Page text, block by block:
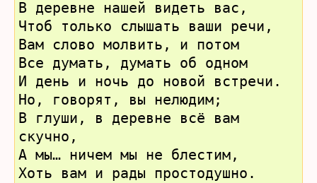
В деревне нашей видеть вас,
Чтоб только слышать ваши речи,
Вам слово молвить, и потом
Все думать, думать об одном
И день и ночь до новой встречи.
Но, говорят, вы нелюдим;
В глуши, в деревне всё вам
скучно,
А мы… ничем мы не блестим,
Хоть вам и рады простодушно.